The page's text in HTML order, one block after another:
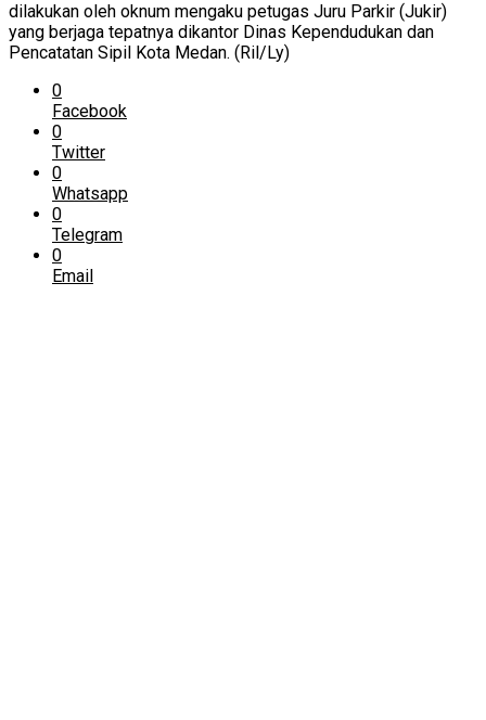
dilakukan oleh oknum mengaku petugas Juru Parkir (Jukir)
yang berjaga tepatnya dikantor Dinas Kependudukan dan
Pencatatan Sipil Kota Medan. (Ril/Ly)
0
Facebook
0
Twitter
0
Whatsapp
0
Telegram
0
Email